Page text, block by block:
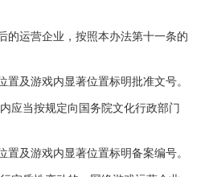
运营企业，按照本办法第十一条的
及游戏内显著位置标明批准文号。
当按规定向国务院文化行政部门
及游戏内显著位置标明备案编号。